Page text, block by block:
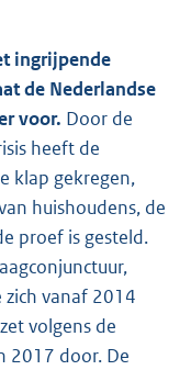
ingrijpende
de Nederlandse
voor. Door de
heeft de
klap gekregen,
huishoudens, de
proef is gesteld.
vanaf 2014
volgens de
2017 door. De